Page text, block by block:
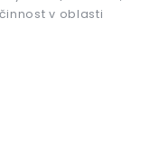
v oblasti